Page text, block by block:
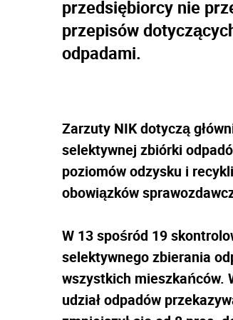
przedsiębiorcy nie
przepisów
odpadami.
Zarzuty NIK dotyczą
selektywnej zbiórki
poziomów odzysku i
obowiązków
W 13 spośród 19
selektywnego zbierania
wszystkich mieszkańców.
udział odpadów